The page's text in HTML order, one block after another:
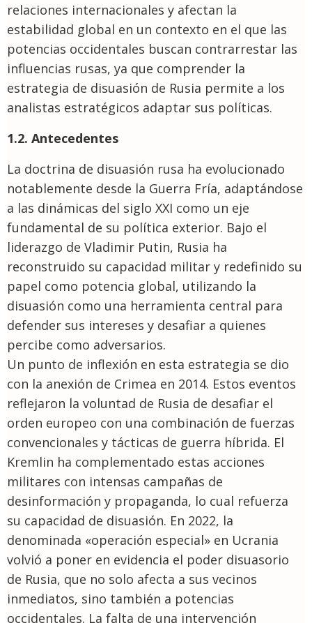
relaciones internacionales y afectan la
estabilidad global en un contexto en el que las
potencias occidentales buscan contrarrestar las
influencias rusas, ya que comprender la
estrategia de disuasión de Rusia permite a los
analistas estratégicos adaptar sus políticas.
1.2. Antecedentes
La doctrina de disuasión rusa ha evolucionado
notablemente desde la Guerra Fría, adaptándose
a las dinámicas del siglo XXI como un eje
fundamental de su política exterior. Bajo el
liderazgo de Vladimir Putin, Rusia ha
reconstruido su capacidad militar y redefinido su
papel como potencia global, utilizando la
disuasión como una herramienta central para
defender sus intereses y desafiar a quienes
percibe como adversarios.
Un punto de inflexión en esta estrategia se dio
con la anexión de Crimea en 2014. Estos eventos
reflejaron la voluntad de Rusia de desafiar el
orden europeo con una combinación de fuerzas
convencionales y tácticas de guerra híbrida. El
Kremlin ha complementado estas acciones
militares con intensas campañas de
desinformación y propaganda, lo cual refuerza
su capacidad de disuasión. En 2022, la
denominada «operación especial» en Ucrania
volvió a poner en evidencia el poder disuasorio
de Rusia, que no solo afecta a sus vecinos
inmediatos, sino también a potencias
occidentales. La falta de una intervención